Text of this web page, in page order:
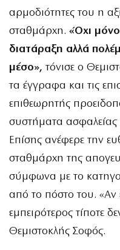
αρμοδιότητες του η
σταθμάρχη. «Όχι
διατάραξη αλλά
μέσο», τόνισε ο
τα έγγραφα και τις
επιθεωρητής
συστήματα ασφαλείας
Επίσης ανέφερε την
σταθμάρχη της
σύμφωνα με το
από το πόστο του. «Αν
εμπειρότερος τίποτε
Θεμιστοκλής Σοφός.